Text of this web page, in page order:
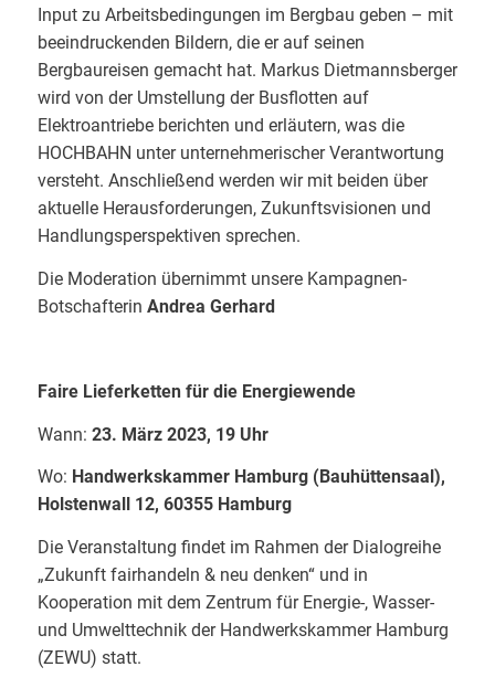
Input zu Arbeitsbedingungen im Bergbau geben – mit
beeindruckenden Bildern, die er auf seinen
Bergbaureisen gemacht hat. Markus Dietmannsberger
wird von der Umstellung der Busflotten auf
Elektroantriebe berichten und erläutern, was die
HOCHBAHN unter unternehmerischer Verantwortung
versteht. Anschließend werden wir mit beiden über
aktuelle Herausforderungen, Zukunftsvisionen und
Handlungsperspektiven sprechen.
Die Moderation übernimmt unsere Kampagnen-
Botschafterin Andrea Gerhard
Faire Lieferketten für die Energiewende
Wann: 23. März 2023, 19 Uhr
Wo: Handwerkskammer Hamburg (Bauhüttensaal),
Holstenwall 12, 60355 Hamburg
Die Veranstaltung findet im Rahmen der Dialogreihe
„Zukunft fairhandeln & neu denken“ und in
Kooperation mit dem Zentrum für Energie-, Wasser-
und Umwelttechnik der Handwerkskammer Hamburg
(ZEWU) statt.